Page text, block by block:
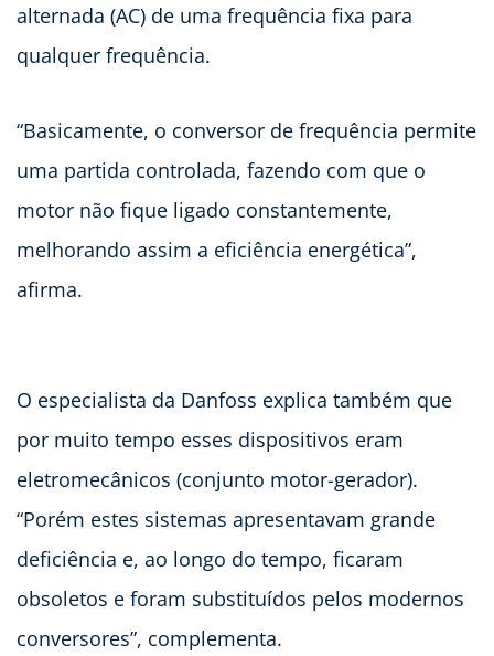
alternada (AC) de uma frequência fixa para
qualquer frequência.
“Basicamente, o conversor de frequência permite
uma partida controlada, fazendo com que o
motor não fique ligado constantemente,
melhorando assim a eficiência energética”,
afirma.
O especialista da Danfoss explica também que
por muito tempo esses dispositivos eram
eletromecânicos (conjunto motor-gerador).
“Porém estes sistemas apresentavam grande
deficiência e, ao longo do tempo, ficaram
obsoletos e foram substituídos pelos modernos
conversores”, complementa.